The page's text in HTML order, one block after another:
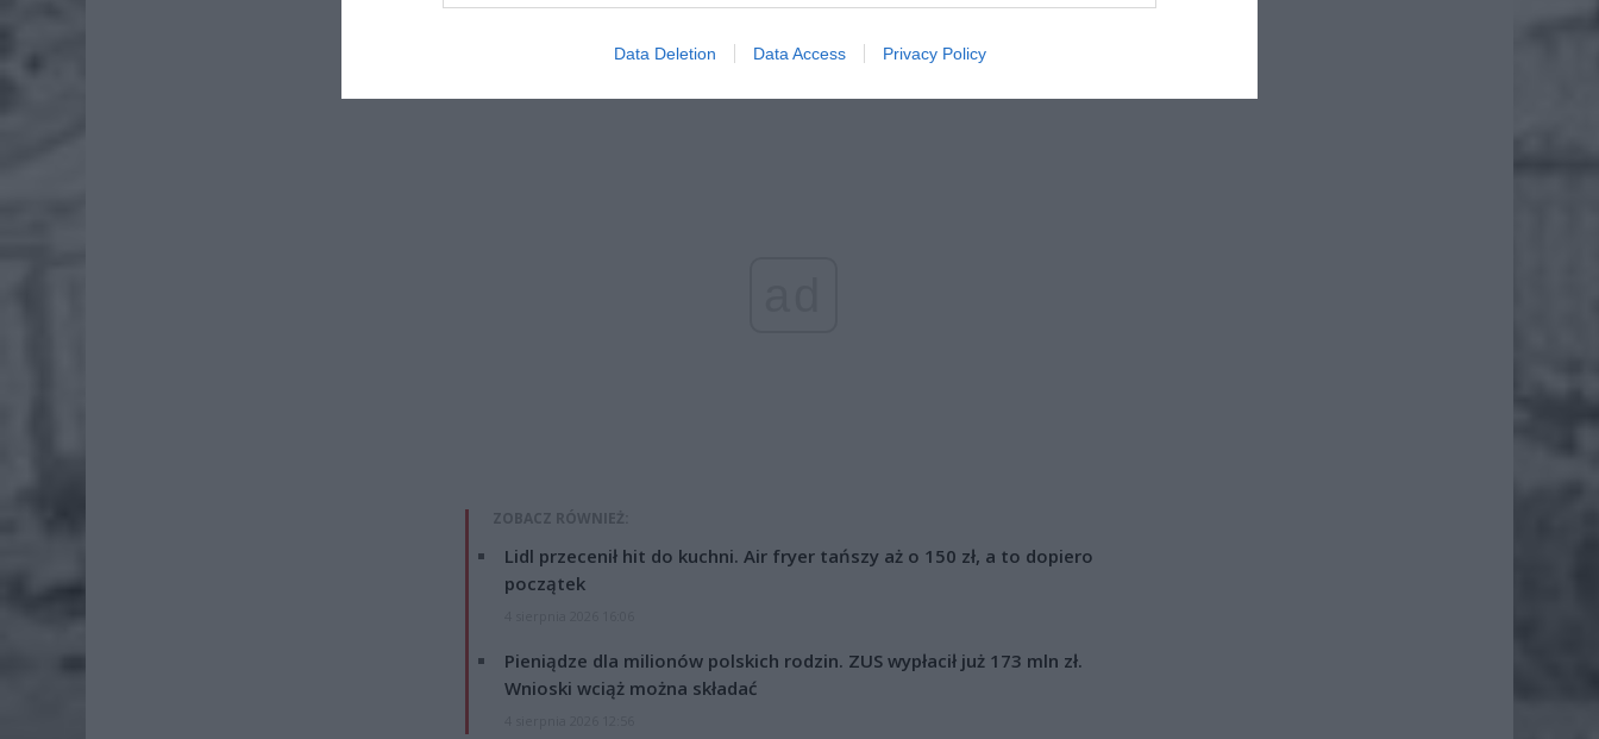
Data Deletion Data Access Privacy Policy
ZOBACZ RÓWNIEŻ:
Lidl przecenił hit do kuchni. Air fryer tańszy aż o 150 zł, a to dopiero
początek
Pieniądze dla milionów polskich rodzin. ZUS wypłacił już 173 mln zł.
Wnioski wciąż można składać